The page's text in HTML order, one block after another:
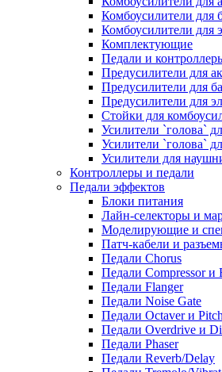
Комбоусилители для
Комбоусилители для
Комплектующие
Педали и
Предусилители для
Предусилители для
Предусилители для
Стойки для
Усилители `голова`
Усилители `голова`
Усилители для
Контроллеры и педали
Педали эффектов
Блоки питания
Лайн-селекторы и
Моделирующие и
Патч-кабели и
Педали Chorus
Педали Compressor и
Педали Flanger
Педали Noise Gate
Педали Octaver и Pitch
Педали Overdrive и
Педали Phaser
Педали Reverb/Delay